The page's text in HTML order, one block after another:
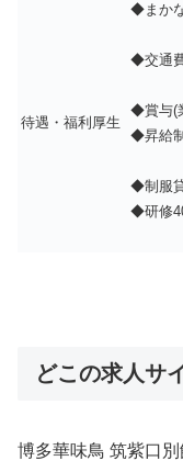
待遇・福利厚生
◆まか
◆交通
◆賞与(
◆昇給
◆制服
◆研修
どこの求人サ
博多華味鳥 筑紫口